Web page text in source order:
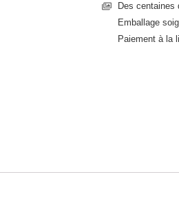
Des centaines
Emballage
Paiement à la